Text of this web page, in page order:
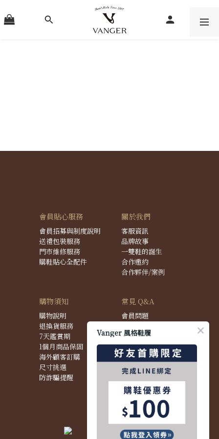
會員貼心服務
會員招募與制度說明
送禮包裝服務
門市維修服務
購鞋貼心全配件
關於我們
客服資訊
品牌故事
一雙鞋的誕生
合作邀約
合作夥伴/案例
購物須知
購物說明
退換貨服務
7天鑑賞期
1個月商品保固
海外顧客訂購
尺寸挑選
防詐騙提醒
常見 Q&A
會員問題
配送問題
退換貨問題
商品問題
Vanger 風格鞋履